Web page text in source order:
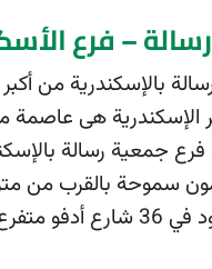
– فرع
بالإسكندرية من
الإسكندرية هى عاصمة
سموحة بالقرب من
والفرع الأخر موجود في 36